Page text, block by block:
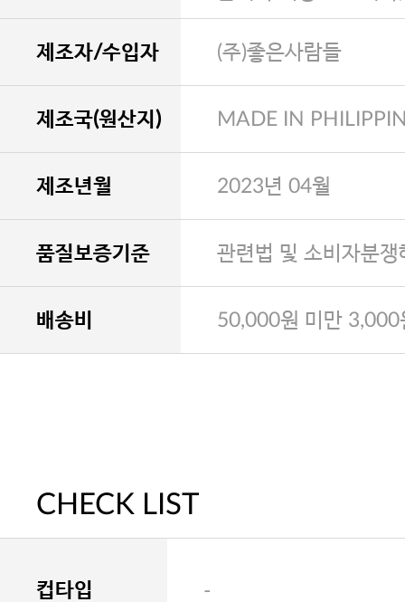
제조자/수입자 (주)좋은사람들
제조국(원산지) MADE IN
제조년월 2023년 04월
품질보증기준 관련법 및 소비자분
배송비 50,000원 미만 3,000
CHECK LIST
컵타입 -